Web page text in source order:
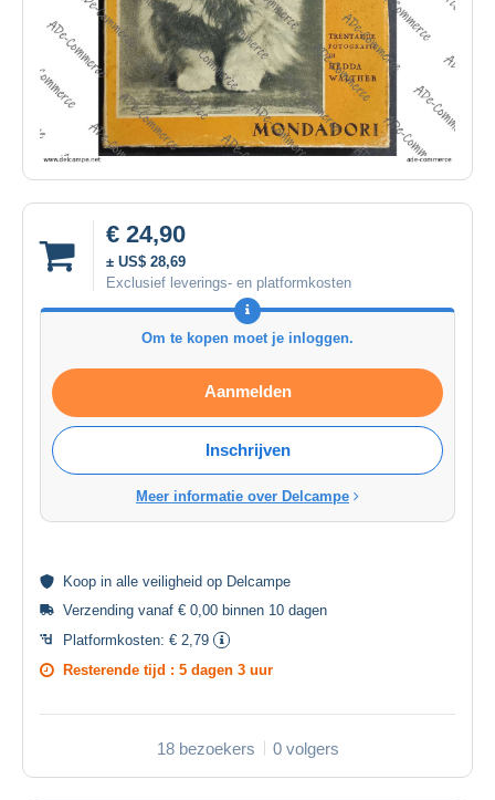
€ 24,90
± US$ 28,69
Exclusief leverings- en platformkosten
Om te kopen moet je inloggen.
Aanmelden
Inschrijven
Meer informatie over Delcampe
Koop in alle veiligheid op Delcampe
Verzending vanaf € 0,00 binnen 10 dagen
Platformkosten: € 2,79
Resterende tijd : 5 dagen 3 uur
18 bezoekers 0 volgers